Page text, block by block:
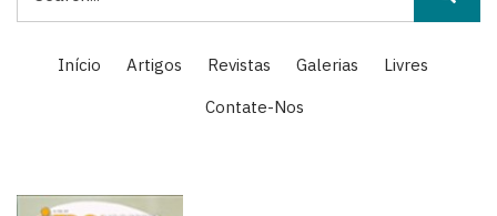
Main
navigation
Início Artigos Revistas Galerias
Livres
Contate-Nos